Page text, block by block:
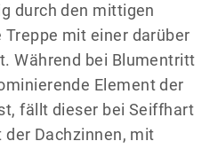
durch den mittigen
Treppe mit einer darüber
Während bei Blumentritt
Element der
fällt dieser bei Seiffhart
Dachzinnen, mit